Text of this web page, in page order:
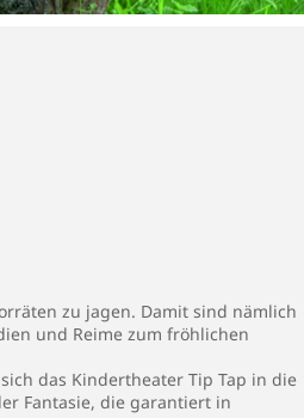
zu jagen. Damit sind nämlich
und Reime zum fröhlichen
das Kindertheater Tip Tap in die
Fantasie, die garantiert in